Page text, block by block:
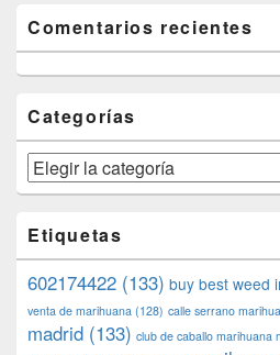
Comentarios recientes
Categorías
Categorías
Etiquetas
602174422 (133) buy best weed
venta de marihuana (128) calle serrano
madrid (133) club de caballo marihuana